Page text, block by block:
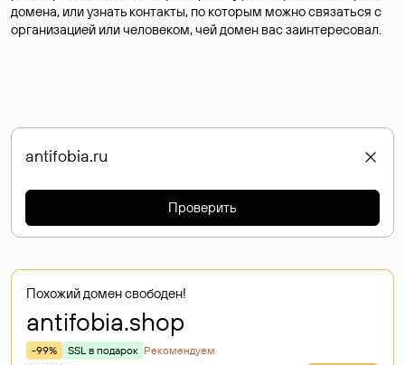
домена, или узнать контакты, по которым можно связаться с
организацией или человеком, чей домен вас заинтересовал.
Проверить
Похожий домен свободен!
antifobia.shop
-99% SSL в подарок Рекомендуем